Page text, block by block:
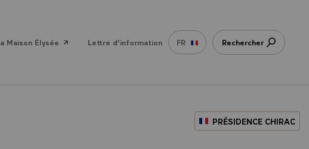
Maison Élysée Lettre d'information FR Rechercher
PRÉSIDENCE CHIRAC